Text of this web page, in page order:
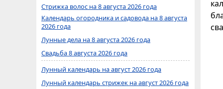
Стрижка волос на 8 августа 2026 года
Календарь огородника и садовода на 8 августа
2026 года
Лунные дела на 8 августа 2026 года
Свадьба 8 августа 2026 года
Лунный календарь на август 2026 года
Лунный календарь стрижек на август 2026 года